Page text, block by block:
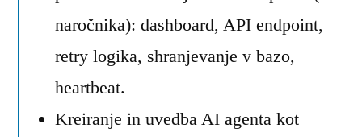
naročnika): dashboard, API endpoint,
retry logika, shranjevanje v bazo,
heartbeat.
Kreiranje in uvedba AI agenta kot